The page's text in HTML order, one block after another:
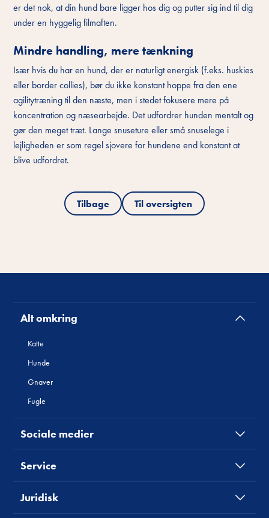
er det nok, at din hund bare ligger hos dig og putter sig ind til dig
under en hyggelig filmaften.
Mindre handling, mere tænkning
Især hvis du har en hund, der er naturligt energisk (f.eks. huskies
eller border collies), bør du ikke konstant hoppe fra den ene
agilitytræning til den næste, men i stedet fokusere mere på
koncentration og næsearbejde. Det udfordrer hunden mentalt og
gør den meget træt. Lange snuseture eller små snuselege i
lejligheden er som regel sjovere for hundene end konstant at
blive udfordret.
Tilbage Til oversigten
Alt omkring
Katte
Hunde
Gnaver
Fugle
Sociale medier
Service
Juridisk